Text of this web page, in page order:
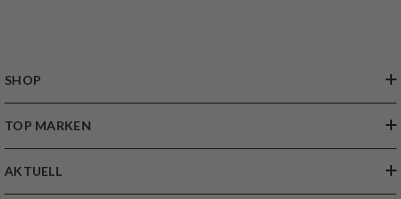
SHOP
TOP MARKEN
AKTUELL